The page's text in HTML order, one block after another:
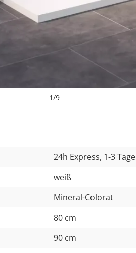
1/9
24h Express, 1-3 Tage
weiß
Mineral-Colorat
80 cm
90 cm